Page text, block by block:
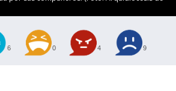
6 0 4 9